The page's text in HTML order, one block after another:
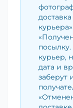
курьер,
дата и
заберут